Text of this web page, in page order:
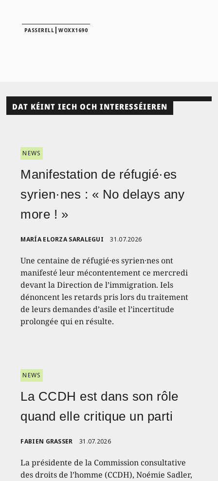
PASSERELL |WOXX1690
DAT KÉINT IECH OCH INTERESSÉIEREN
NEWS
Manifestation de réfugié·es
syrien·nes : « No delays any
more ! »
MARÍA ELORZA SARALEGUI 31.07.2026
Une centaine de réfugié·es syrien·nes ont
manifesté leur mécontentement ce mercredi
devant la Direction de l’immigration. Iels
dénoncent les retards pris lors du traitement
de leurs demandes d’asile et l’incertitude
prolongée qui en résulte.
NEWS
La CCDH est dans son rôle
quand elle critique un parti
FABIEN GRASSER 31.07.2026
La présidente de la Commission consultative
des droits de l’homme (CCDH), Noémie Sadler,